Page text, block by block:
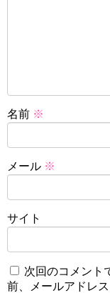
名前 ※
メール ※
サイト
次回のコメント
前、メールアドレ